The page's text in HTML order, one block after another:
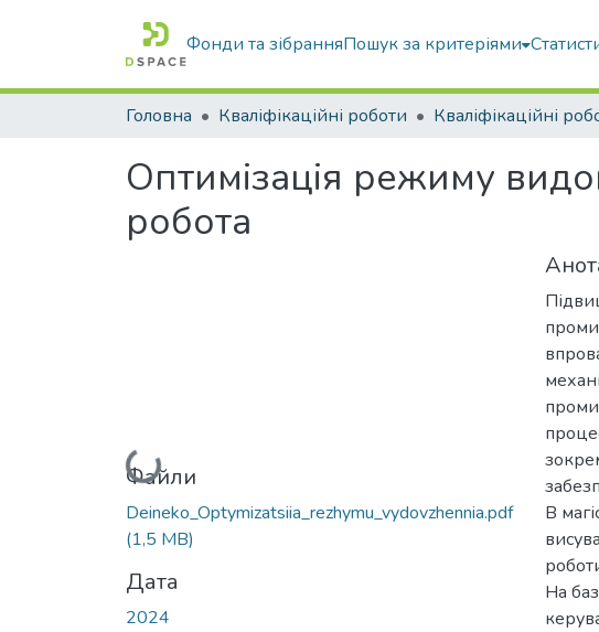
Фонди та зібранняПошук за критеріями
Головна Кваліфікаційні роботи
Оптимізація режиму
робота
Вантажиться...
Файли
Deineko_Optymizatsiia_rezhymu_vydovzhennia.pdf
(1,5 MB)
Дата
2024
В
На